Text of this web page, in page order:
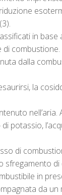
in base
dalla
la
nell’aria.
potassio,
di
di
in
da un